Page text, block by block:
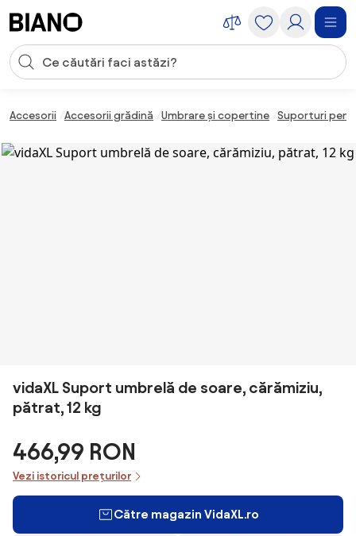
Introducerea căutării
Accesorii Accesorii grădină Umbrare și copertine Suporturi
vidaXL Suport umbrelă de soare, cărămiziu,
pătrat, 12 kg
466,99 RON
Vezi istoricul prețurilor
Către magazin VidaXL.ro